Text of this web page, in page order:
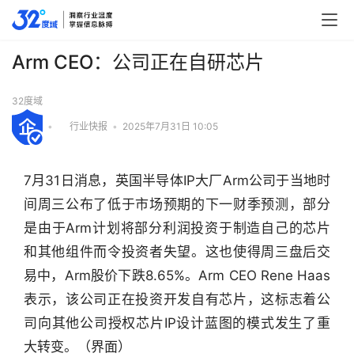
行
业
Arm CEO：公司正在自研芯片
32度域
• 行业快报 • 2025年7月31日 10:05
7月31日消息，英国半导体IP大厂Arm公司于当地时
间周三公布了低于市场预期的下一财季预测，部分
是由于Arm计划将部分利润投资于制造自己的芯片
和其他组件而令投资者失望。这也使得周三盘后交
易中，Arm股价下跌8.65%。Arm CEO Rene Haas
表示，该公司正在投资开发自有芯片，这标志着公
司向其他公司授权芯片IP设计蓝图的模式发生了重
大转变。（界面）